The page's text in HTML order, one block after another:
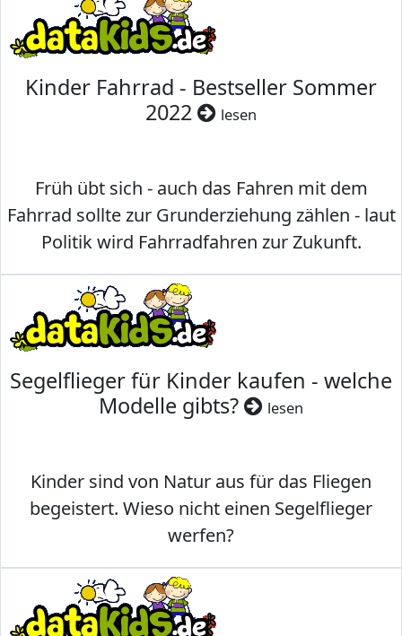
Kinder Fahrrad - Bestseller Sommer
2022
lesen
Früh übt sich - auch das Fahren mit dem
Fahrrad sollte zur Grunderziehung zählen - laut
Politik wird Fahrradfahren zur Zukunft.
Segelflieger für Kinder kaufen - welche
Modelle gibts?
lesen
Kinder sind von Natur aus für das Fliegen
begeistert. Wieso nicht einen Segelflieger
werfen?